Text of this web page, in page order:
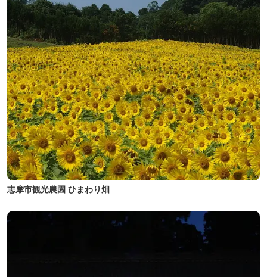
志摩市観光農園 ひまわり畑